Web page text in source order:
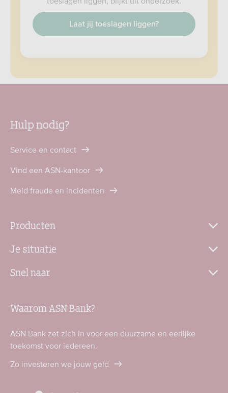
Laat jij toeslagen liggen?
Hulp nodig?
Service en contact
Vind een ASN-kantoor
Meld fraude en incidenten
Producten
Je situatie
Snel naar
Waarom ASN Bank?
ASN Bank zet zich in voor een duurzame en eerlijke
toekomst voor iedereen.
Zo investeren we jouw geld